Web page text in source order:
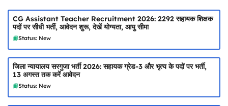
CG Assistant Teacher Recruitment 2026: 2292 सहायक शिक्षक
पदों पर सीधी भर्ती, आवेदन शुरू, देखें योग्यता, आयु सीमा
Status: New
जिला न्यायालय सरगुजा भर्ती 2026: सहायक ग्रेड-3 और भृत्य के पदों पर भर्ती,
13 अगस्त तक करें आवेदन
Status: New